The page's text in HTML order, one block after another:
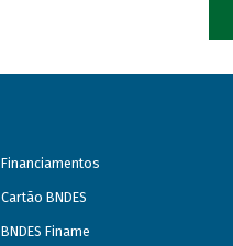
Financiamentos
Cartão BNDES
BNDES Finame